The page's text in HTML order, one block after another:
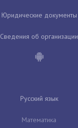
Юридические документы
Сведения об организации
Русский язык
Математика